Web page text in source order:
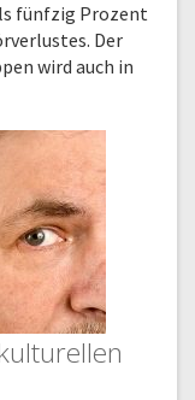
fünfzig Prozent
Der
wird auch in